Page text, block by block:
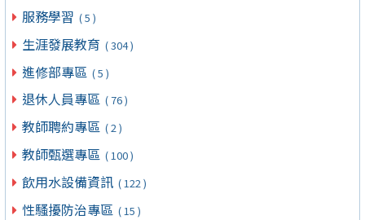
服務學習 ( 5 )
生涯發展教育 ( 304 )
進修部專區 ( 5 )
退休人員專區 ( 76 )
教師聘約專區 ( 2 )
教師甄選專區 ( 100 )
飲用水設備資訊 ( 122 )
性騷擾防治專區 ( 15 )